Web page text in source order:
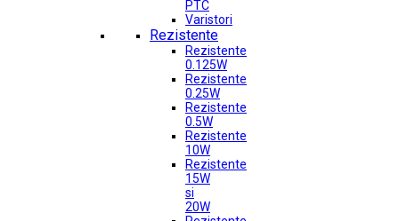
PTC
Varistori
Rezistente
Rezistente
0.125W
Rezistente
0.25W
Rezistente
0.5W
Rezistente
10W
Rezistente
15W
si
20W